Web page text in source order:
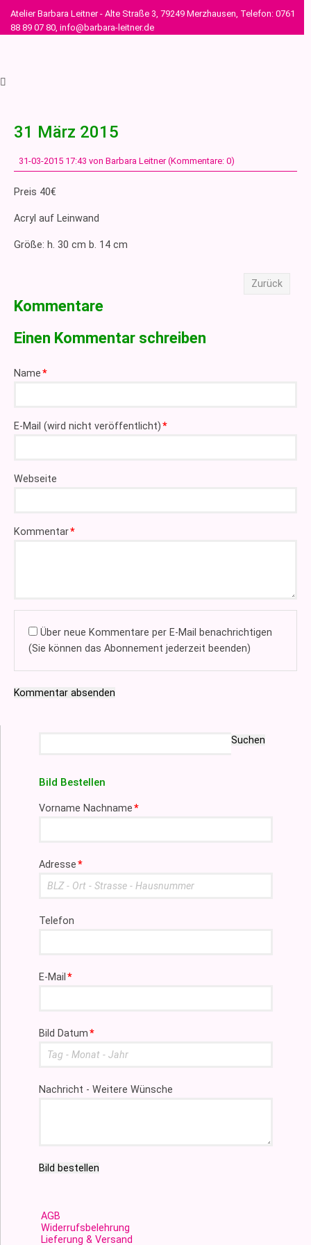
Atelier Barbara Leitner - Alte Straße 3, 79249 Merzhausen, Telefon: 0761
88 89 07 80, info@barbara-leitner.de
31 März 2015
31-03-2015 17:43 von Barbara Leitner (Kommentare: 0)
Preis 40€
Acryl auf Leinwand
Größe: h. 30 cm b. 14 cm
Zurück
Kommentare
Einen Kommentar schreiben
Pflichtfeld
Name*
Pflichtfeld
E-Mail (wird nicht veröffentlicht)*
Webseite
Pflichtfeld
Kommentar*
Über neue Kommentare per E-Mail benachrichtigen
(Sie können das Abonnement jederzeit beenden)
Kommentar absenden
Suchen
Bild Bestellen
Pflichtfeld
Vorname Nachname*
Pflichtfeld
Adresse*
Telefon
Pflichtfeld
E-Mail*
Pflichtfeld
Bild Datum*
Nachricht - Weitere Wünsche
Bild bestellen
AGB
Widerrufsbelehrung
Lieferung & Versand